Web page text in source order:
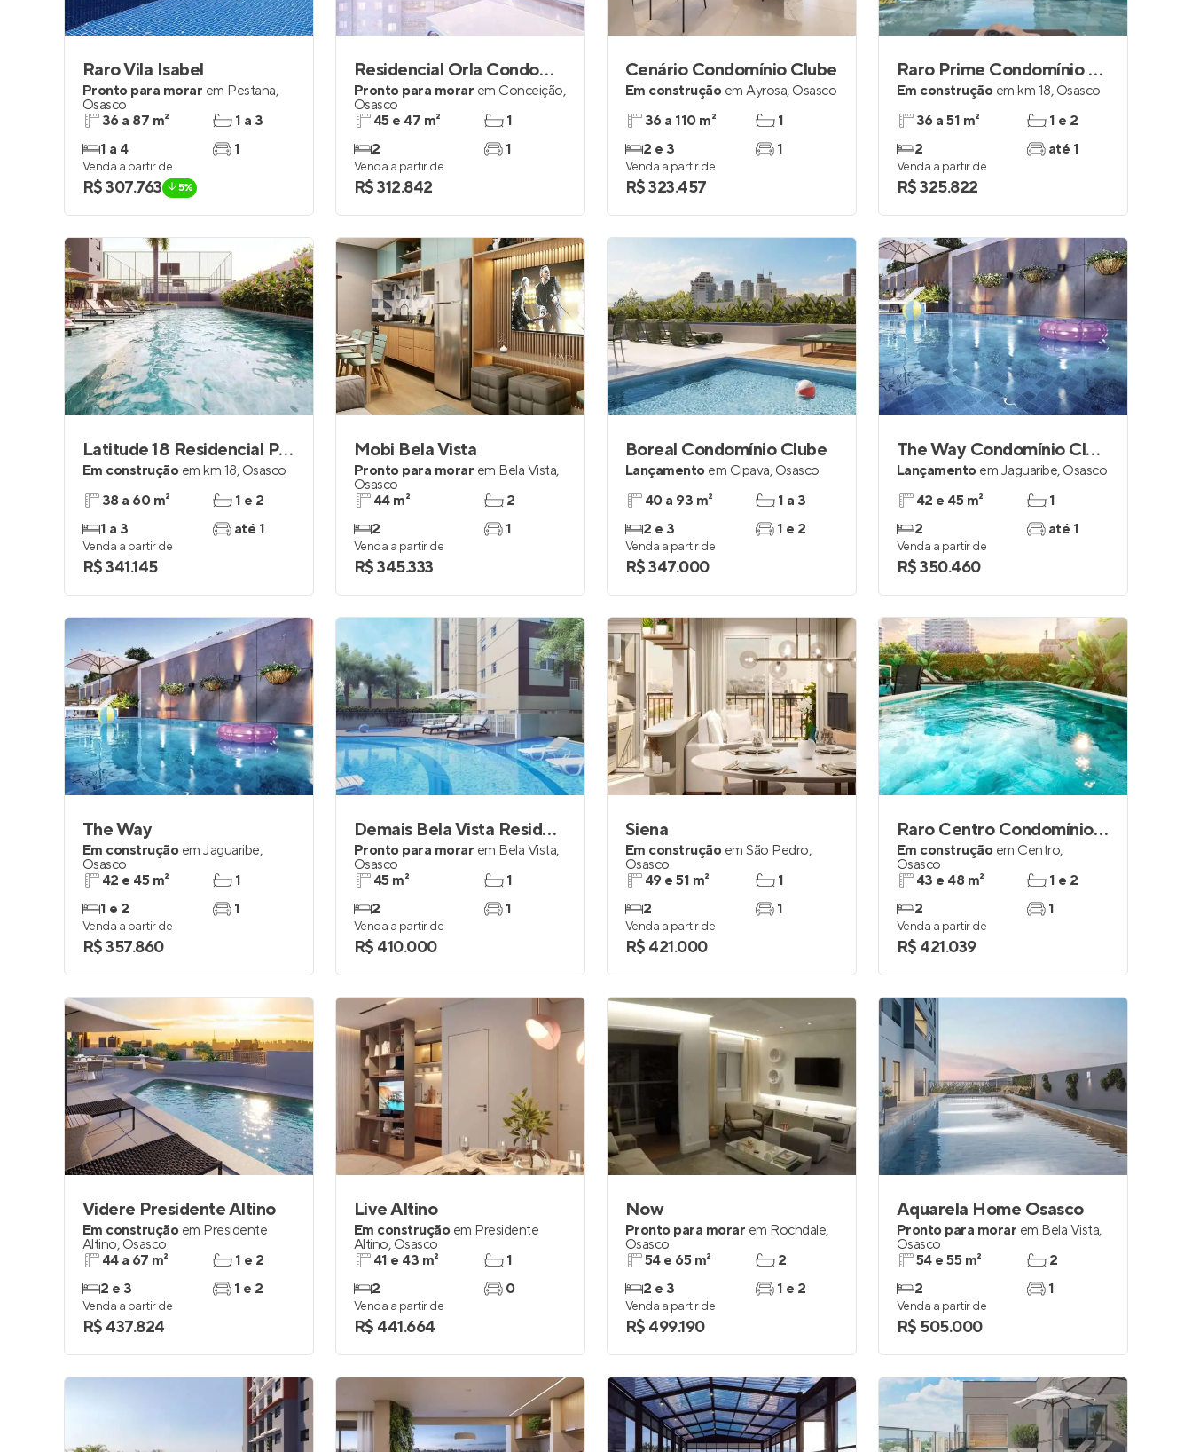
Raro Vila Isabel
Pronto para morar em Pestana,
Osasco
36 a 87 m²
1 a 4
1 a 3
1
Venda a partir de
R$ 307.763 5%
Residencial Orla Condomínio Praia
Pronto para morar em Conceição,
Osasco
45 e 47 m²
2
1
1
Venda a partir de
R$ 312.842
Cenário Condomínio Clube
Em construção em Ayrosa, Osasco
36 a 110 m²
2 e 3
1
1
Venda a partir de
R$ 323.457
Raro Prime Condomínio Clube
Em construção em km 18, Osasco
36 a 51 m²
2
1 e 2
até 1
Venda a partir de
R$ 325.822
Latitude 18 Residencial Prime
Em construção em km 18, Osasco
38 a 60 m²
1 a 3
1 e 2
até 1
Venda a partir de
R$ 341.145
Mobi Bela Vista
Pronto para morar em Bela Vista,
Osasco
44 m²
2
2
1
Venda a partir de
R$ 345.333
Boreal Condomínio Clube
Lançamento em Cipava, Osasco
40 a 93 m²
2 e 3
1 a 3
1 e 2
Venda a partir de
R$ 347.000
The Way Condomínio Clube
Lançamento em Jaguaribe, Osasco
42 e 45 m²
2
1
até 1
Venda a partir de
R$ 350.460
The Way
Em construção em Jaguaribe,
Osasco
42 e 45 m²
1 e 2
1
1
Venda a partir de
R$ 357.860
Demais Bela Vista Residencial Clube
Pronto para morar em Bela Vista,
Osasco
45 m²
2
1
1
Venda a partir de
R$ 410.000
Siena
Em construção em São Pedro,
Osasco
49 e 51 m²
2
1
1
Venda a partir de
R$ 421.000
Raro Centro Condomínio Clube
Em construção em Centro,
Osasco
43 e 48 m²
2
1 e 2
1
Venda a partir de
R$ 421.039
Videre Presidente Altino
Em construção em Presidente
Altino, Osasco
44 a 67 m²
2 e 3
1 e 2
1 e 2
Venda a partir de
R$ 437.824
Live Altino
Em construção em Presidente
Altino, Osasco
41 e 43 m²
2
1
0
Venda a partir de
R$ 441.664
Now
Pronto para morar em Rochdale,
Osasco
54 e 65 m²
2 e 3
2
1 e 2
Venda a partir de
R$ 499.190
Aquarela Home Osasco
Pronto para morar em Bela Vista,
Osasco
54 e 55 m²
2
2
1
Venda a partir de
R$ 505.000